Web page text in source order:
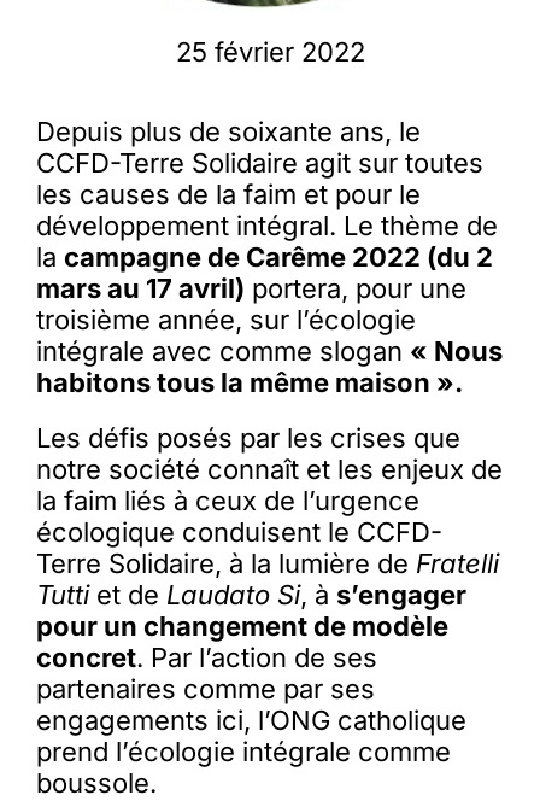
25 février 2022
Depuis plus de soixante ans, le
CCFD-Terre Solidaire agit sur toutes
les causes de la faim et pour le
développement intégral. Le thème de
la campagne de Carême 2022 (du 2
mars au 17 avril) portera, pour une
troisième année, sur l’écologie
intégrale avec comme slogan « Nous
habitons tous la même maison ».
Les défis posés par les crises que
notre société connaît et les enjeux de
la faim liés à ceux de l’urgence
écologique conduisent le CCFD-
Terre Solidaire, à la lumière de Fratelli
Tuttiet de Laudato Si, à s’engager
pour un changement de modèle
concret. Par l’action de ses
partenaires comme par ses
engagements ici, l’ONG catholique
prend l’écologie intégrale comme
boussole.